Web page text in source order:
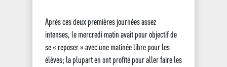
Après ces deux premières journées assez
intenses, le mercredi matin avait pour objectif de
se « reposer » avec une matinée libre pour les
élèves; la plupart en ont profité pour aller faire les